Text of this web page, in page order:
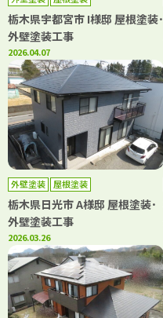
栃木県宇都宮市 I様邸 屋根塗装･
外壁塗装工事
2026.04.07
外壁塗装 屋根塗装
栃木県日光市 A様邸 屋根塗装･
外壁塗装工事
2026.03.26